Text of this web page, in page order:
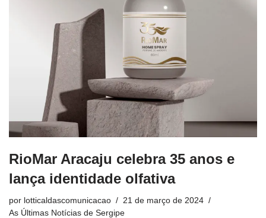
RioMar Aracaju celebra 35 anos e
lança identidade olfativa
por lotticaldascomunicacao
21 de março de 2024
As Últimas Notícias de Sergipe